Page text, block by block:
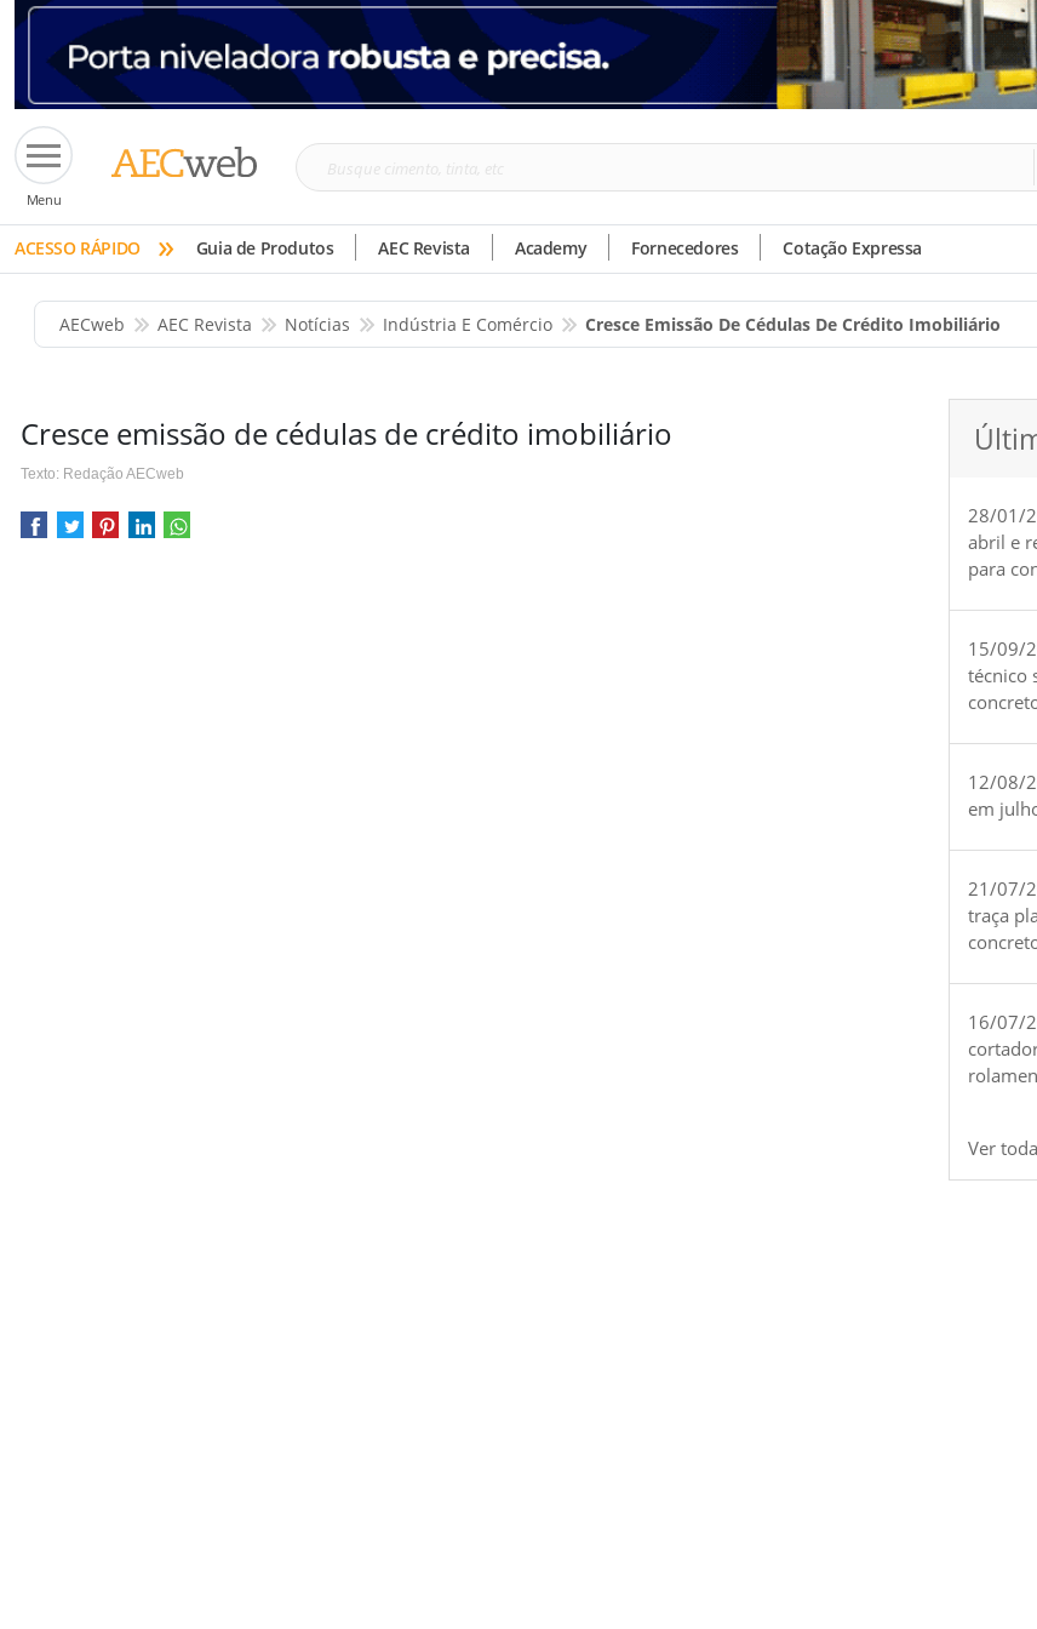
Menu
Busque
tinta,
etc
ACESSO RÁPIDO » Guia de Produtos AEC Revista Academy Fornecedores Cotação Expressa
AECweb AEC Revista Notícias Indústria E Comércio Cresce Emissão De Cédulas De Crédito Imobiliário
Cresce emissão de cédulas de crédito imobiliário
Texto: Redação AECweb
28/01/
abril e
para
15/09/
técnico
12/08/
em
21/07/
traça
16/07/
Ver